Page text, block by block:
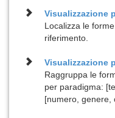
Visualizzazione
Localizza le
riferimento.
Visualizzazione
Raggruppa le
per paradigma:
[numero, genere,